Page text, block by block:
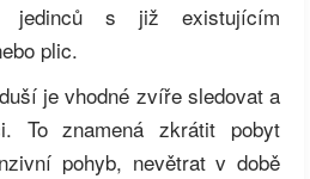
jedinců s již existujícím
plic.
je vhodné zvíře sledovat a
To znamená zkrátit pobyt
pohyb, nevětrat v době